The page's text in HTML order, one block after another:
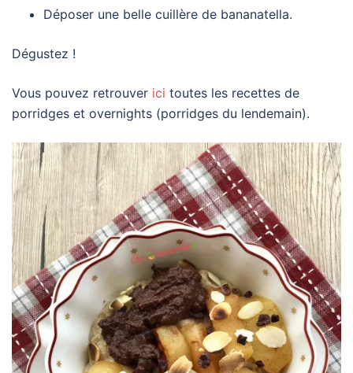
Déposer une belle cuillère de bananatella.
Dégustez !
Vous pouvez retrouver ici toutes les recettes de
porridges et overnights (porridges du lendemain).